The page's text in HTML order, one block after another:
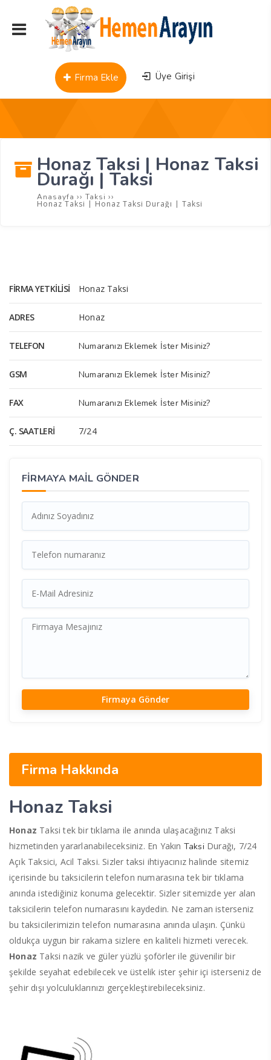
Üye Girişi
Firma Ekle
Honaz Taksi | Honaz Taksi
Durağı | Taksi
Anasayfa ›› Taksi ››
Honaz Taksi | Honaz Taksi Durağı | Taksi
FIRMA YETKILISI Honaz Taksi
ADRES Honaz
TELEFON Numaranızı Eklemek İster Misiniz?
GSM Numaranızı Eklemek İster Misiniz?
FAX Numaranızı Eklemek İster Misiniz?
Ç. SAATLERI 7/24
FİRMAYA MAİL GÖNDER
Firma Hakkında
Honaz Taksi
Honaz Taksi tek bir tıklama ile anında ulaşacağınız Taksi
hizmetinden yararlanabileceksiniz. En Yakın TaksiDurağı, 7/24
Açık Taksici, Acil Taksi. Sizler taksi ihtiyacınız halinde sitemiz
içerisinde bu taksicilerin telefon numarasına tek bir tıklama
anında istediğiniz konuma gelecektir. Sizler sitemizde yer alan
taksicilerin telefon numarasını kaydedin. Ne zaman isterseniz
bu taksicilerimizin telefon numarasına anında ulaşın. Çünkü
oldukça uygun bir rakama sizlere en kaliteli hizmeti verecek.
Honaz Taksi nazik ve güler yüzlü şoförler ile güvenilir bir
şekilde seyahat edebilecek ve üstelik ister şehir içi isterseniz de
şehir dışı yolculuklarınızı gerçekleştirebileceksiniz.